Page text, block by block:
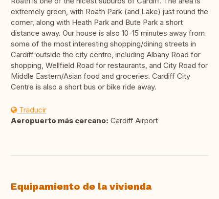
extremely green, with Roath Park (and Lake) just round the
corner, along with Heath Park and Bute Park a short
distance away. Our house is also 10-15 minutes away from
some of the most interesting shopping/dining streets in
Cardiff outside the city centre, including Albany Road for
shopping, Wellfield Road for restaurants, and City Road for
Middle Eastern/Asian food and groceries. Cardiff City
Centre is also a short bus or bike ride away.
Traducir
Aeropuerto más cercano: Cardiff Airport
Equipamiento de la vivienda